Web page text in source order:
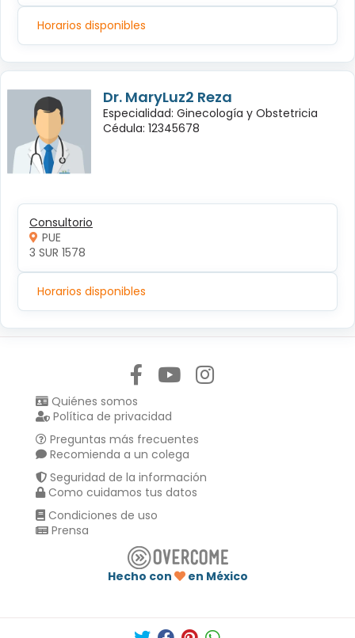
Horarios disponibles
Dr. MaryLuz2 Reza
Especialidad: Ginecología y Obstetricia
Cédula: 12345678
Consultorio
PUE
3 SUR 1578
Horarios disponibles
Quiénes somos
Política de privacidad
Preguntas más frecuentes
Recomienda a un colega
Seguridad de la información
Como cuidamos tus datos
Condiciones de uso
Prensa
Hecho con
en México